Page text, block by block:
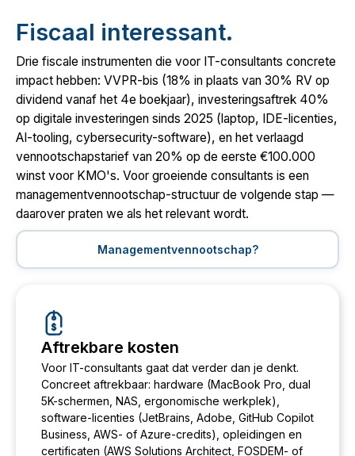
Fiscaal interessant.
Drie fiscale instrumenten die voor IT-consultants concrete
impact hebben: VVPR-bis (18% in plaats van 30% RV op
dividend vanaf het 4e boekjaar), investeringsaftrek 40%
op digitale investeringen sinds 2025 (laptop, IDE-licenties,
AI-tooling, cybersecurity-software), en het verlaagd
vennootschapstarief van 20% op de eerste €100.000
winst voor KMO's. Voor groeiende consultants is een
managementvennootschap-structuur de volgende stap —
daarover praten we als het relevant wordt.
Managementvennootschap?
Aftrekbare kosten
Voor IT-consultants gaat dat verder dan je denkt.
Concreet aftrekbaar: hardware (MacBook Pro, dual
5K-schermen, NAS, ergonomische werkplek),
software-licenties (JetBrains, Adobe, GitHub Copilot
Business, AWS- of Azure-credits), opleidingen en
certificaten (AWS Solutions Architect, FOSDEM- of